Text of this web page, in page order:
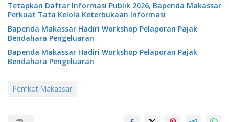
Tetapkan Daftar Informasi Publik 2026, Bapenda Makassar
Perkuat Tata Kelola Keterbukaan Informasi
Bapenda Makassar Hadiri Workshop Pelaporan Pajak
Bendahara Pengeluaran
Bapenda Makassar Hadiri Workshop Pelaporan Pajak
Bendahara Pengeluaran
Pemkot Makassar